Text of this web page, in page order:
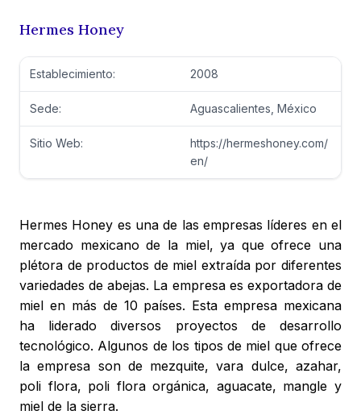
Hermes Honey
Establecimiento: 2008
Sede: Aguascalientes, México
Sitio Web:
https://hermeshoney.com/
en/
Hermes Honey es una de las empresas líderes en el
mercado mexicano de la miel, ya que ofrece una
plétora de productos de miel extraída por diferentes
variedades de abejas. La empresa es exportadora de
miel en más de 10 países. Esta empresa mexicana
ha liderado diversos proyectos de desarrollo
tecnológico. Algunos de los tipos de miel que ofrece
la empresa son de mezquite, vara dulce, azahar,
poli flora, poli flora orgánica, aguacate, mangle y
miel de la sierra.